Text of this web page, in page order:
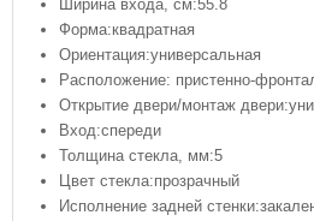
Ширина входа, см:55.8
Форма:квадратная
Ориентация:универсальная
Расположение: пристенно-
Открытие двери/монтаж
Вход:спереди
Толщина стекла, мм:5
Цвет стекла:прозрачный
Исполнение задней